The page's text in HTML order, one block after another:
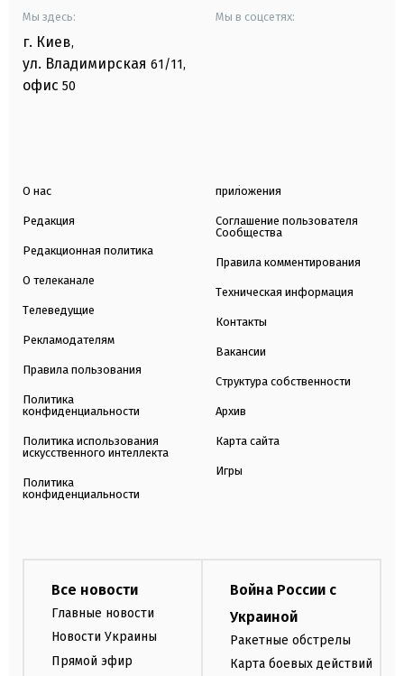
Мы здесь:
г. Киев,
ул. Владимирская 61/11,
офис 50
Мы в соцсетях:
О нас
Редакция
Редакционная политика
О телеканале
Телеведущие
Рекламодателям
Правила пользования
Политика
конфиденциальности
Политика использования
искусственного интеллекта
Политика
конфиденциальности
приложения
Соглашение пользователя
Сообщества
Правила комментирования
Техническая информация
Контакты
Вакансии
Структура собственности
Архив
Карта сайта
Игры
Все новости
Главные новости
Новости Украины
Прямой эфир
Война России с
Украиной
Ракетные обстрелы
Карта боевых действий